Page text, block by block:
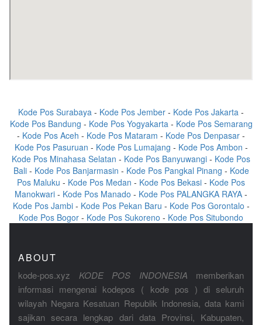
Kode Pos Surabaya - Kode Pos Jember - Kode Pos Jakarta -
Kode Pos Bandung - Kode Pos Yogyakarta- Kode Pos Semarang
- Kode Pos Aceh - Kode Pos Mataram - Kode Pos Denpasar -
Kode Pos Pasuruan - Kode Pos Lumajang - Kode Pos Ambon -
Kode Pos Minahasa Selatan - Kode Pos Banyuwangi - Kode Pos
Bali- Kode Pos Banjarmasin - Kode Pos Pangkal Pinang - Kode
Pos Maluku - Kode Pos Medan - Kode Pos Bekasi - Kode Pos
Manokwari - Kode Pos Manado - Kode Pos PALANGKA RAYA -
Kode Pos Jambi- Kode Pos Pekan Baru - Kode Pos Gorontalo -
Kode Pos Bogor - Kode Pos Sukoreno - Kode Pos Situbondo
ABOUT
kode-pos.xyz KODE POS INDONESIA memberikan
informasi mengenai kodepos ( kode pos ) di seluruh
wilayah Negara Kesatuan Republik Indonesia, data kami
sajikan secara lengkap dari data Provinsi, Kabupaten,